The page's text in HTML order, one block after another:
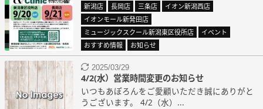
新潟店 長岡店 三条店
イオン新潟西店
イオンモール新発田店
ミュージックスクール新潟東区役所店
イベント
おすすめ情報
お知らせ
2025/03/29
4/2(水）営業時間変更のお知らせ
いつもあぽろんをご愛顧いただき誠にありがと
うございます。 4/2（水）...